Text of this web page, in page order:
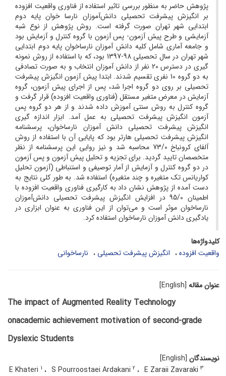
پژوهش حاضر به منظور بررسی تاثیر استفاده از فناوری واقعیت افزوده
بر انگیزش پیشرفت تحصیلی دانش‌آموزان نارسا خوان پایه دوم
ابتدایی شهر تهران صورت گرفته است. روش پژوهش از نوع شبه
آزمایشی و طرح پیش آزمون- پس آزمون با گروه کنترل و آزمایش بود
و جامعه آماری شامل کلیه دانش آموزان نارساخوان پایه دوم ابتدایی
شهر تهران در سال تحصیلی 98-1397 بود، که با استفاده از روش نمونه
گیری در دسترس 20 نفر از دانش آموزان انتخاب و به صورت تصادفی
به دو گروه 10 نفری تقسیم شدند. ابتدا پیش آزمون انگیزش پیشرفت
تحصیلی بر روی دو گروه اجرا شد، پس از اجرای پیش آزمون، گروه
آزمایش در معرض متغیر مستقل (فناوری واقعیت افزوده) قرار گرفت و
گروه کنترل به روش سنتی آموزش داده شدند و از هر دو گروه پس
آزمون انگیزش پیشرفت تحصیلی به عمل آمد. ابزار اندازه گیری
انگیزش پیشرفت تحصیلی دانش آموزان نارساخوان، پرسشنامه
انگیزش پیشرفت تحصیلی هارتر بود که پایایی آن با استفاده از روش
آلفای کرونباخ 73/0 محاسبه شد و نیز روایی این پرسشنامه‌ از نظر
متخصصان تایید گردید. برای تجزیه و تحلیل پیش آزمون و پس آزمون
در دو گروه کنترل و آزمایش از آمار توصیفی و استنباطی (آزمون تحلیل
کواریانس تک متغیره و چند متغیره) استفاده شد. به طور کلی نتایج به
دست آمده از پژوهش نشان داد به کارگیری فناوری واقعیت افزوده با
اطمینان 95/0 در افزایش انگیزش پیشرفت تحصیلی دانش‌آموزان
نارساخوان موثر است و می‌توان از این فناوری به عنوان ابزاری در
یادگیری دانش آموزان نارساخوان استفاده کرد.
کلیدواژه‌ها
واقعیت افزوده
انگیزش پیشرفت تحصیلی نارساخوانی
عنوان مقاله [English]
The impact of Augmented Reality Technology
onacademic achievement motivation of second-grade
Dyslexic Students
نویسندگان [English]
E Khateri 1 S Pourroostaei Ardakani 2 E Zaraii Zavaraki 3